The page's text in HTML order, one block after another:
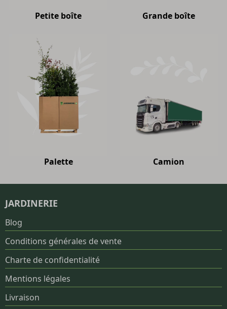
Petite boîte Grande boîte
Palette Camion
JARDINERIE
Blog
Conditions générales de vente
Charte de confidentialité
Mentions légales
Livraison